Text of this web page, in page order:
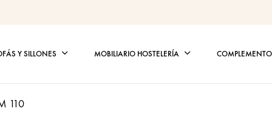
Y SILLONES MOBILIARIO HOSTELERÍA
110